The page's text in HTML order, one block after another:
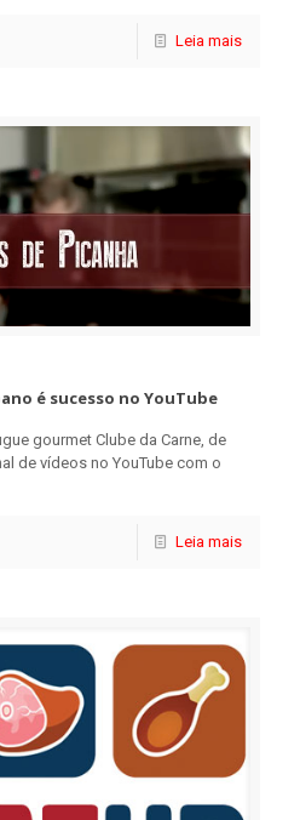
Leia mais
é sucesso no YouTube
gourmet Clube da Carne, de
de vídeos no YouTube com o
Leia mais